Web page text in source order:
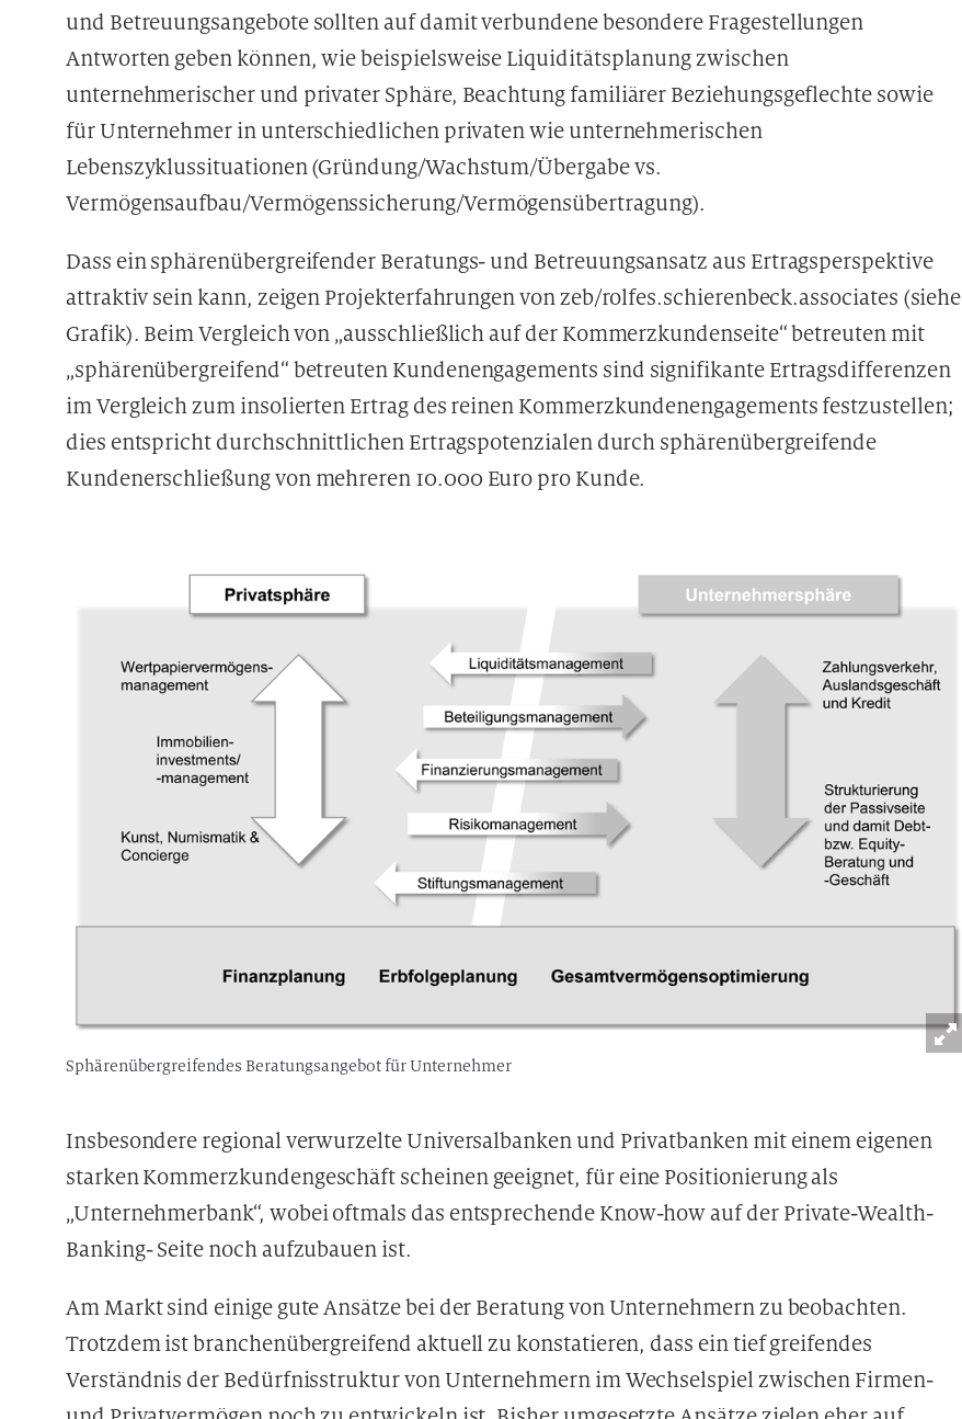
und Betreuungsangebote sollten auf damit verbundene besondere Fragestellungen
Antworten geben können, wie beispielsweise Liquiditätsplanung zwischen
unternehmerischer und privater Sphäre, Beachtung familiärer Beziehungsgeflechte sowie
für Unternehmer in unterschiedlichen privaten wie unternehmerischen
Lebenszyklussituationen (Gründung/Wachstum/Übergabe vs.
Vermögensaufbau/Vermögenssicherung/Vermögensübertragung).
Dass ein sphärenübergreifender Beratungs- und Betreuungsansatz aus Ertragsperspektive
attraktiv sein kann, zeigen Projekterfahrungen von zeb/rolfes.schierenbeck.associates (siehe
Grafik). Beim Vergleich von „ausschließlich auf der Kommerzkundenseite“ betreuten mit
„sphärenübergreifend“ betreuten Kundenengagements sind signifikante Ertragsdifferenzen
im Vergleich zum insolierten Ertrag des reinen Kommerzkundenengagements festzustellen;
dies entspricht durchschnittlichen Ertragspotenzialen durch sphärenübergreifende
Kundenerschließung von mehreren 10.000 Euro pro Kunde.
Sphärenübergreifendes Beratungsangebot für Unternehmer
Insbesondere regional verwurzelte Universalbanken und Privatbanken mit einem eigenen
starken Kommerzkundengeschäft scheinen geeignet, für eine Positionierung als
„Unternehmerbank“, wobei oftmals das entsprechende Know-how auf der Private-Wealth-
Banking- Seite noch aufzubauen ist.
Am Markt sind einige gute Ansätze bei der Beratung von Unternehmern zu beobachten.
Trotzdem ist branchenübergreifend aktuell zu konstatieren, dass ein tief greifendes
Verständnis der Bedürfnisstruktur von Unternehmern im Wechselspiel zwischen Firmen-